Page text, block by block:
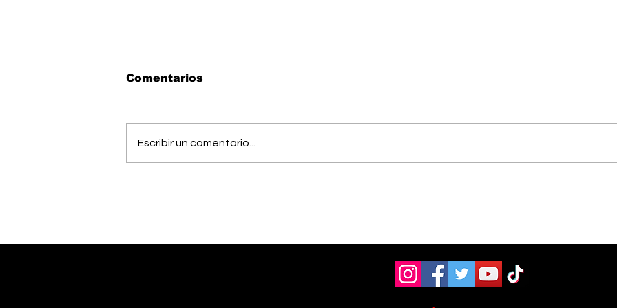
Comentarios
Escribir un comentario...